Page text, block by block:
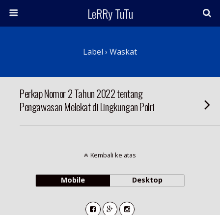
LeRRy TuTu
Label › Waskat
Perkap Nomor 2 Tahun 2022 tentang
Pengawasan Melekat di Lingkungan Polri
Kembali ke atas
Mobile Desktop